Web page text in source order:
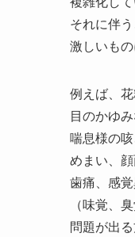
それに伴
激しいもの
例えば、
目のかゆ
喘息様の咳
めまい、
歯痛、感
（味覚、
問題が出